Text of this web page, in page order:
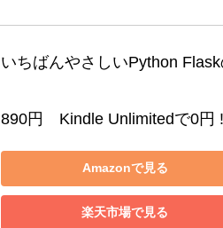
いちばんやさしいPython
890円　Kindle Unlimitedで0円 !
Amazonで見る
楽天市場で見る